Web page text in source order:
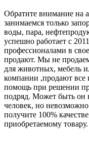
Обратите внимание на
занимаемся только
воды, пара,
успешно работает с
профессионалами в
продают. Мы не
для животных, мебель
компании ,продают все
помощь при решении
подряд. Может быть он
человек, но
получите 100%
приобретаемому товару.